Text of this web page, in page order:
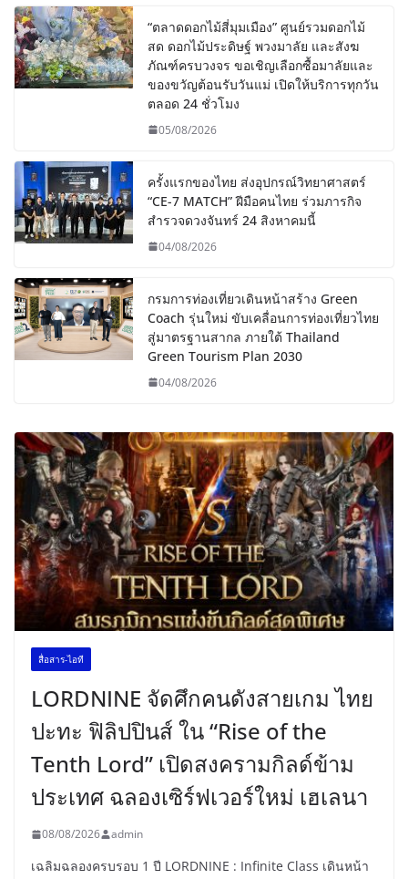
“ตลาดดอกไม้สี่มุมเมือง” ศูนย์รวมดอกไม้
สด ดอกไม้ประดิษฐ์ พวงมาลัย และสังฆ
ภัณฑ์ครบวงจร ขอเชิญเลือกซื้อมาลัยและ
ของขวัญต้อนรับวันแม่ เปิดให้บริการทุกวัน
ตลอด 24 ชั่วโมง
05/08/2026
ครั้งแรกของไทย ส่งอุปกรณ์วิทยาศาสตร์
“CE-7 MATCH” ฝีมือคนไทย ร่วมภารกิจ
สำรวจดวงจันทร์ 24 สิงหาคมนี้
04/08/2026
กรมการท่องเที่ยวเดินหน้าสร้าง Green
Coach รุ่นใหม่ ขับเคลื่อนการท่องเที่ยวไทย
สู่มาตรฐานสากล ภายใต้ Thailand
Green Tourism Plan 2030
04/08/2026
สื่อสาร-ไอที
LORDNINE จัดศึกคนดังสายเกม ไทย
ปะทะ ฟิลิปปินส์ ใน “Rise of the
Tenth Lord” เปิดสงครามกิลด์ข้าม
ประเทศ ฉลองเซิร์ฟเวอร์ใหม่ เฮเลนา
08/08/2026 admin
เฉลิมฉลองครบรอบ 1 ปี LORDNINE : Infinite Class เดินหน้า